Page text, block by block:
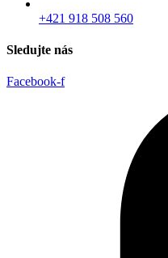
+421 918 508 560
Sledujte nás
Facebook-f